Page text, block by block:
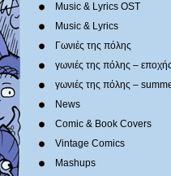
Music & Lyrics OST
Music & Lyrics
Γωνιές της πόλης
γωνιές της πόλης – εποχής
γωνιές της πόλης –
News
Comic & Book Covers
Vintage Comics
Mashups